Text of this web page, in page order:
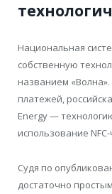
Национальная
собственную
названием
платежей,
Energy —
использование
Судя по
достаточно